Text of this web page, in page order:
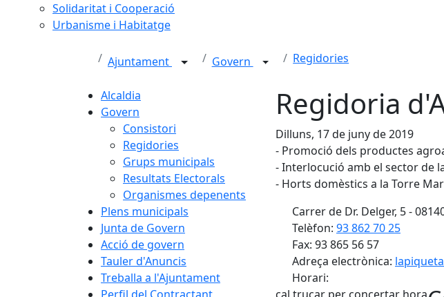
Solidaritat i Cooperació
Urbanisme i Habitatge
Ajuntament Govern Regidories
Alcaldia
Govern
Consistori
Regidories
Grups municipals
Resultats Electorals
Organismes depenents
Plens municipals
Junta de Govern
Acció de govern
Tauler d'Anuncis
Treballa a l'Ajuntament
Regidoria
Dilluns, 17 de juny de 2019
- Promoció dels productes
- Interlocució amb el sector de
- Horts domèstics a la Torre
Carrer de Dr. Delger, 5 -
Telèfon: 93 862 70 25
Fax: 93 865 56 57
Adreça electrònica:
Horari: